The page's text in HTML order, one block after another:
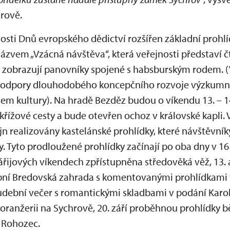
Dnů evropského dědictví rozšířen základní
„Vzácná návštěva“, která veřejnosti představí
panovníky spojené s habsburským rodem.
dlouhodobého koncepčního rozvoje
kultury). Na hradě Bezděz budou o víkendu 13. –
cesty a bude otevřen ochoz v královské kapli.
realizovány kastelánské prohlídky, které
Tyto prodloužené prohlídky začínají po oba dny v
víkendech zpřístupněna středověká věž, 13.
Bredovská zahrada s komentovanými prohlídkami
večer s romantickými skladbami v podání
na Sychrově, 20. září proběhnou prohlídky